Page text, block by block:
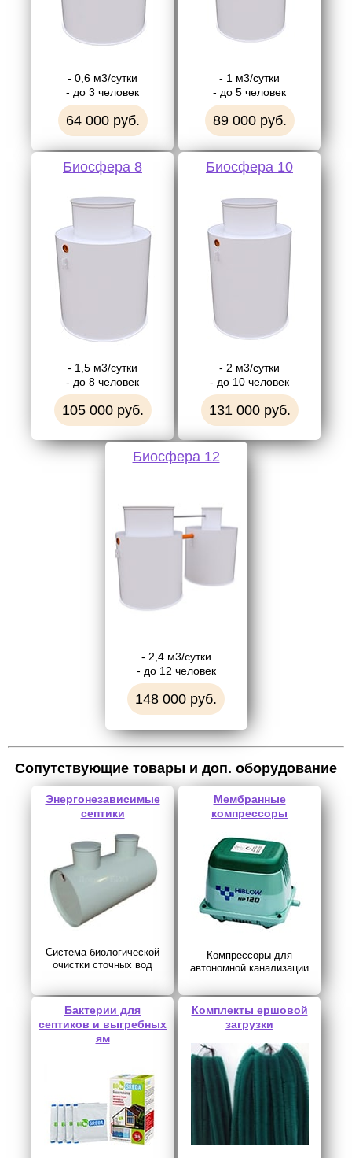
- 0,6 м3/сутки
- до 3 человек
64 000 руб.
- 1 м3/сутки
- до 5 человек
89 000 руб.
Биосфера 8
- 1,5 м3/сутки
- до 8 человек
105 000 руб.
Биосфера 10
- 2 м3/сутки
- до 10 человек
131 000 руб.
Биосфера 12
- 2,4 м3/сутки
- до 12 человек
148 000 руб.
Сопутствующие товары и доп. оборудование
Энергонезависимые
септики
Система биологической
очистки сточных вод
Мембранные
компрессоры
Компрессоры для
автономной канализации
Бактерии для
септиков и выгребных
ям
Комплекты ершовой
загрузки